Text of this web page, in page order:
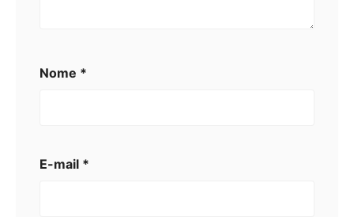
Nome *
E-mail *